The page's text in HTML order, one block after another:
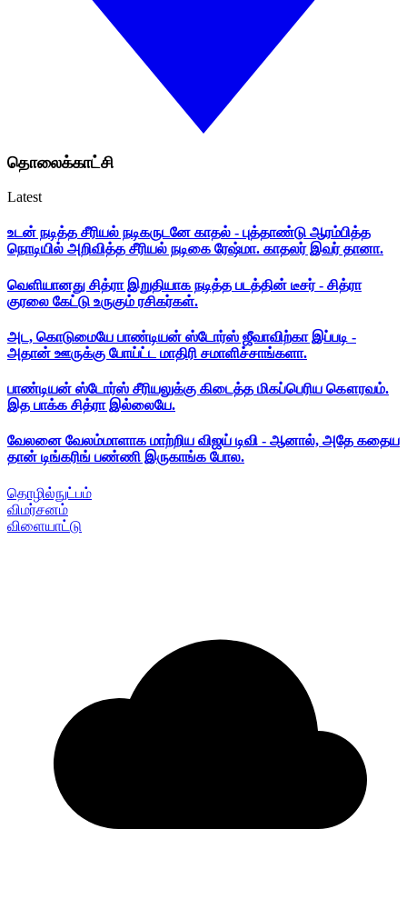
தொலைக்காட்சி
Latest
உடன் நடித்த சீரியல் நடிகருடனே காதல் - புத்தாண்டு ஆரம்பித்த
நொடியில் அறிவித்த சீரியல் நடிகை ரேஷ்மா. காதலர் இவர் தானா.
வெளியானது சித்ரா இறுதியாக நடித்த படத்தின் டீசர் - சித்ரா
குரலை கேட்டு உருகும் ரசிகர்கள்.
அட, கொடுமையே பாண்டியன் ஸ்டோர்ஸ் ஜீவாவிற்கா இப்படி -
அதான் ஊருக்கு போய்ட்ட மாதிரி சமாளிச்சாங்களா.
பாண்டியன் ஸ்டோர்ஸ் சீரியலுக்கு கிடைத்த மிகப்பெரிய கௌரவம்.
இத பாக்க சித்ரா இல்லையே.
வேலனை வேலம்மாளாக மாற்றிய விஜய் டிவி - ஆனால், அதே கதைய
தான் டிங்கரிங் பண்ணி இருகாங்க போல.
தொழில்நுட்பம்
விமர்சனம்
விளையாட்டு